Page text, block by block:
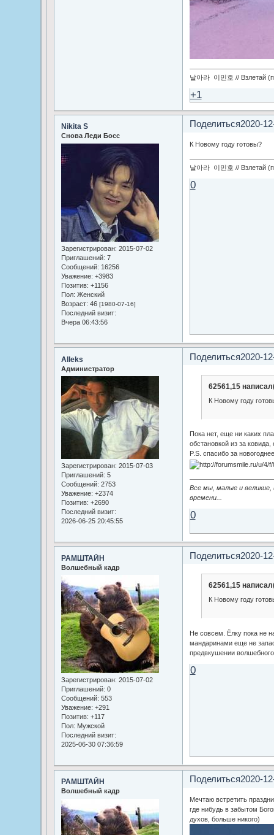
날아라 이민호 // Взлетай
+1
Поделиться2020-
Nikita S
Снова Леди Босс
Зарегистрирован: 2015-07-02
Приглашений: 7
Сообщений: 16256
Уважение: +3983
Позитив: +1156
Пол: Женский
Возраст: 46 [1980-07-16]
Последний визит:
Вчера 06:43:56
К Новому году готовы?
날아라 이민호 // Взлетай
0
Поделиться2020-
Alleks
Администратор
Зарегистрирован: 2015-07-03
Приглашений: 5
Сообщений: 2753
Уважение: +2374
Позитив: +2690
Последний визит:
2026-06-25 20:45:55
62561,15
К Новому году
Пока нет, еще ни каких
обстановкой из за
P.S. спасибо за
Все мы, малые и
времени...
0
Поделиться2020-
РАМШТАЙН
Волшебный кадр
Зарегистрирован: 2015-07-02
Приглашений: 0
Сообщений: 553
Уважение: +291
Позитив: +117
Пол: Мужской
Последний визит:
2025-06-30 07:36:59
62561,15
К Новому году
Не совсем. Ёлку пока не
мандаринами еще не
предвкушении
0
Поделиться2020-
РАМШТАЙН
Волшебный кадр
Мечтаю встретить
где нибудь в забытом
духов, больше никого)